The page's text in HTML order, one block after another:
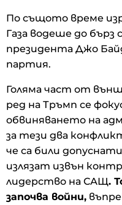
По същото време
Газа водеше до бърз
президента Джо
партия.
Голяма част от
ред на Тръмп се
обвиняването на
за тези два
че са били
излязат извън
лидерство на САЩ.
започва войни,